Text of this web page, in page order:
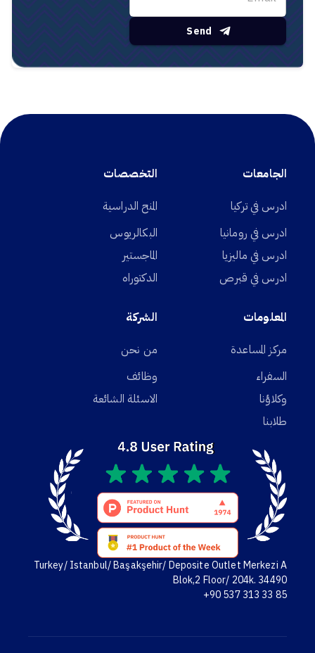
Send
الجامعات
ادرس في تركيا
ادرس في رومانيا
ادرس في ماليزيا
ادرس في قبرص
التخصصات
المنح الدراسية
البكالريوس
الماجستير
الدكتوراه
المعلومات
مركز المساعدة
السفراء
وكلاؤنا
طلابنا
الشركة
من نحن
وظائف
الاسئلة الشائعة
Turkey/ Istanbul/ Başakşehir/ Deposite Outlet Merkezi A
Blok,2 Floor/ 204k. 34490
+90 537 313 33 85